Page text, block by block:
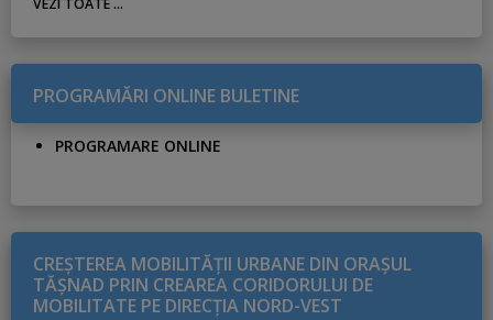
VEZI TOATE ...
PROGRAMĂRI ONLINE BULETINE
PROGRAMARE ONLINE
CREŞTEREA MOBILITĂŢII URBANE DIN ORAŞUL
TĂŞNAD PRIN CREAREA CORIDORULUI DE
MOBILITATE PE DIRECŢIA NORD-VEST